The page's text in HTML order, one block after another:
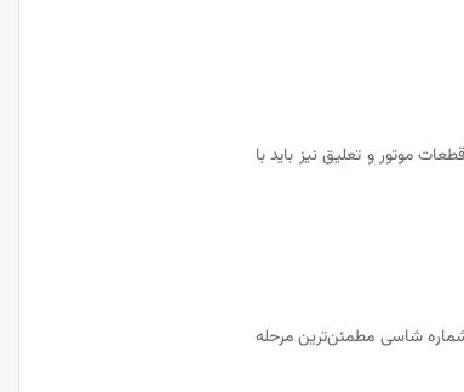
موتور و تعلیق نیز باید با
شاسی مطمئن‌ترین مرحله